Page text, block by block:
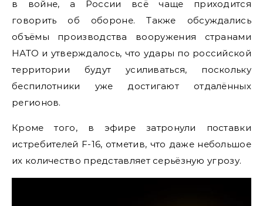
в войне, а России всё чаще приходится
говорить об обороне. Также обсуждались
объёмы производства вооружения странами
НАТО и утверждалось, что удары по российской
территории будут усиливаться, поскольку
беспилотники уже достигают отдалённых
регионов.
Кроме того, в эфире затронули поставки
истребителей F-16, отметив, что даже небольшое
их количество представляет серьёзную угрозу.